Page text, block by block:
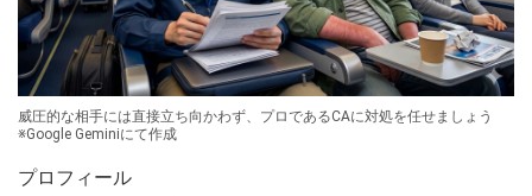
威圧的な相手には直接立ち向かわず、プロであるCAに対処を任せましょう
※Google Geminiにて作成
プロフィール